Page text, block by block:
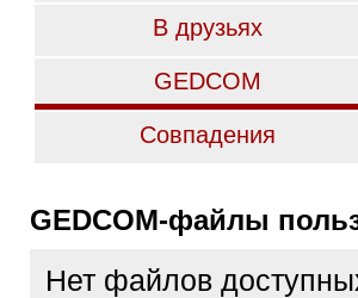
В друзьях
GEDCOM
Совпадения
GEDCOM-файлы
Нет файлов